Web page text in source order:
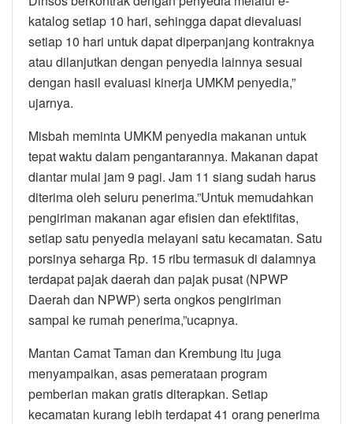
katalog setiap 10 hari, sehingga dapat dievaluasi
setiap 10 hari untuk dapat diperpanjang kontraknya
atau dilanjutkan dengan penyedia lainnya sesuai
dengan hasil evaluasi kinerja UMKM penyedia,”
ujarnya.
Misbah meminta UMKM penyedia makanan untuk
tepat waktu dalam pengantarannya. Makanan dapat
diantar mulai jam 9 pagi. Jam 11 siang sudah harus
diterima oleh seluru penerima.”Untuk memudahkan
pengiriman makanan agar efisien dan efektifitas,
setiap satu penyedia melayani satu kecamatan. Satu
porsinya seharga Rp. 15 ribu termasuk di dalamnya
terdapat pajak daerah dan pajak pusat (NPWP
Daerah dan NPWP) serta ongkos pengiriman
sampai ke rumah penerima,”ucapnya.
Mantan Camat Taman dan Krembung itu juga
menyampaikan, asas pemerataan program
pemberian makan gratis diterapkan. Setiap
kecamatan kurang lebih terdapat 41 orang penerima